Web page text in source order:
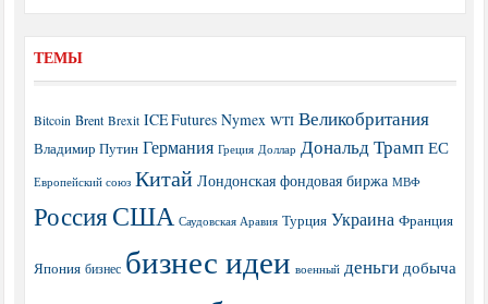
ТЕМЫ
Bitcoin Brent Brexit ICE Futures Nymex WTI Великобритания
Владимир Путин Германия Греция Доллар Дональд Трамп ЕС
Европейский союз Китай Лондонская фондовая биржа МВФ
РоссияСША Саудовская Аравия Турция Украина Франция
Япония бизнес бизнес идеи военный деньги добыча